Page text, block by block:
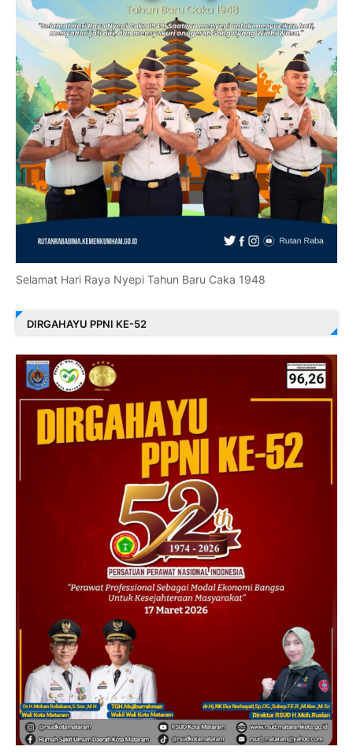
Selamat Hari Raya Nyepi Tahun Baru Caka 1948
DIRGAHAYU PPNI KE-52